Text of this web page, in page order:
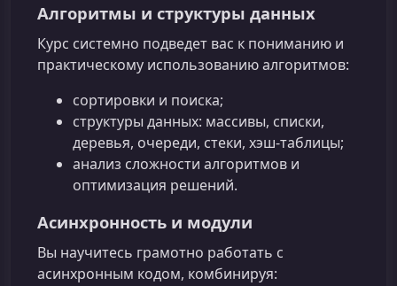
Алгоритмы и структуры данных
Курс системно подведет вас к пониманию и
практическому использованию алгоритмов:
сортировки и поиска;
структуры данных: массивы, списки,
деревья, очереди, стеки, хэш-таблицы;
анализ сложности алгоритмов и
оптимизация решений.
Асинхронность и модули
Вы научитесь грамотно работать с
асинхронным кодом, комбинируя: